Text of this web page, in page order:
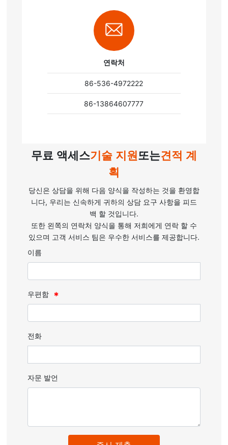
연락처
86-536-4972222
86-13864607777
무료 액세스기술 지원또는견적 계
획
당신은 상담을 위해 다음 양식을 작성하는 것을 환영합
니다, 우리는 신속하게 귀하의 상담 요구 사항을 피드
백 할 것입니다.
또한 왼쪽의 연락처 양식을 통해 저희에게 연락 할 수
있으며 고객 서비스 팀은 우수한 서비스를 제공합니다.
이름
우편함
전화
자문 발언